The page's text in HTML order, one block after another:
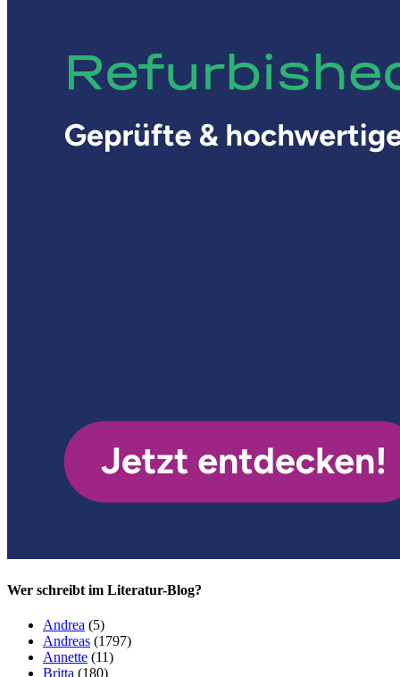
Wer schreibt im Literatur-Blog?
Andrea (5)
Andreas (1797)
Annette (11)
Britta (180)